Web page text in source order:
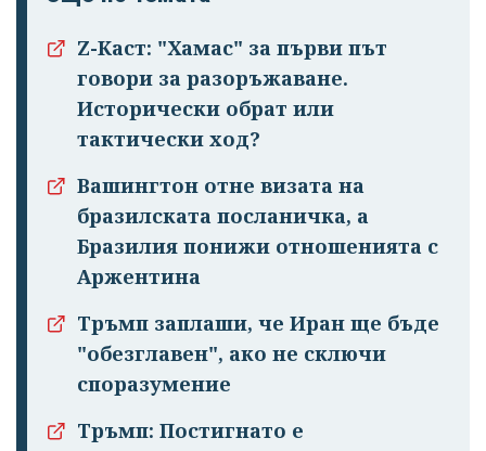
Z-Каст: "Хамас" за първи път
говори за разоръжаване.
Исторически обрат или
тактически ход?
Вашингтон отне визата на
бразилската посланичка, а
Бразилия понижи отношенията с
Аржентина
Тръмп заплаши, че Иран ще бъде
"обезглавен", ако не сключи
споразумение
Тръмп: Постигнато е